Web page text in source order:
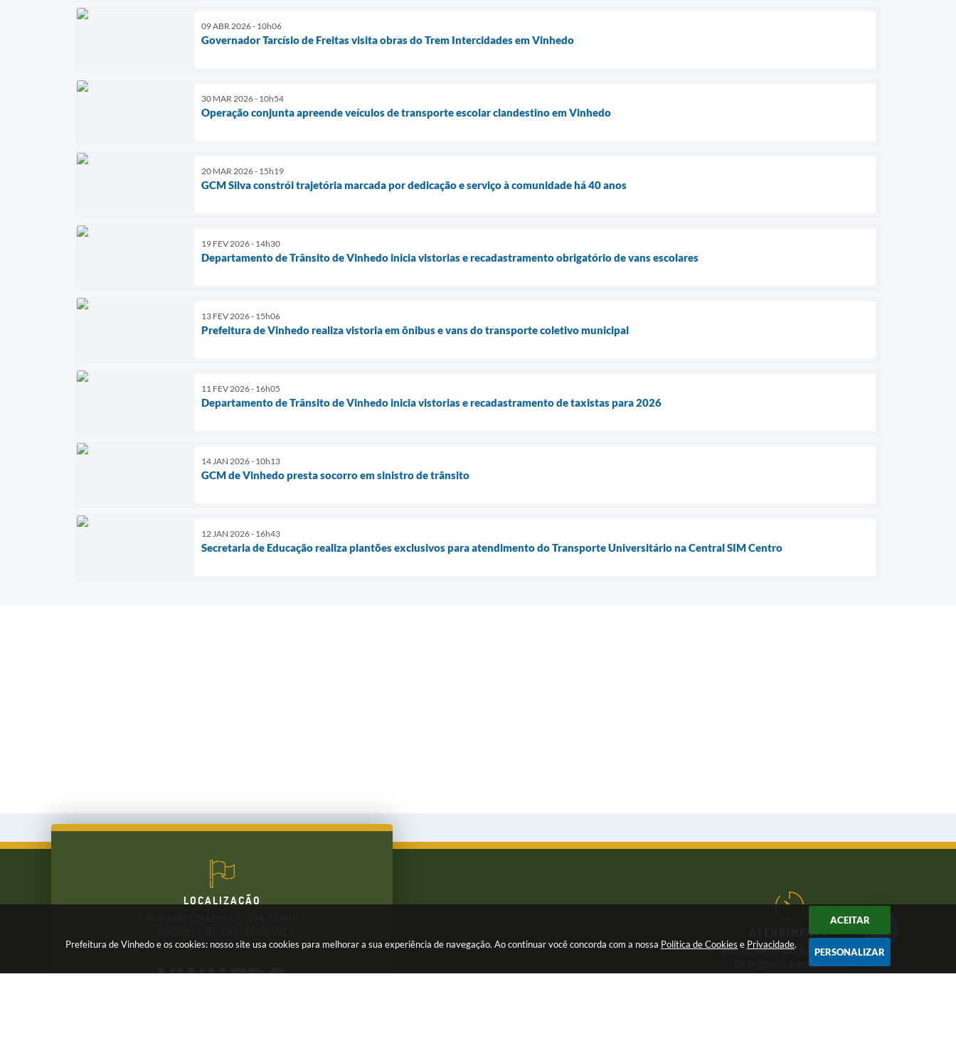
Prefeitura de Vinhedo e os cookies: nosso site usa cookies para melhorar a sua experiência de navegação. Ao continuar você concorda com a nossa Política de Cookies e Privacidade.
ACEITAR
PERSONALIZAR
09 ABR 2026 - 10h06
Governador Tarcísio de Freitas visita obras do Trem Intercidades em Vinhedo
30 MAR 2026 - 10h54
Operação conjunta apreende veículos de transporte escolar clandestino em Vinhedo
20 MAR 2026 - 15h19
GCM Silva constrói trajetória marcada por dedicação e serviço à comunidade há 40 anos
19 FEV 2026 - 14h30
Departamento de Trânsito de Vinhedo inicia vistorias e recadastramento obrigatório de vans escolares
13 FEV 2026 - 15h06
Prefeitura de Vinhedo realiza vistoria em ônibus e vans do transporte coletivo municipal
11 FEV 2026 - 16h05
Departamento de Trânsito de Vinhedo inicia vistorias e recadastramento de taxistas para 2026
14 JAN 2026 - 10h13
GCM de Vinhedo presta socorro em sinistro de trânsito
12 JAN 2026 - 16h43
Secretaria de Educação realiza plantões exclusivos para atendimento do Transporte Universitário na Central SIM Centro
(19) 3826-7800
ATENDIMENTO
Atendimento das 8 às 17 horas,
de segunda a sexta-feira
LOCALIZAÇÃO